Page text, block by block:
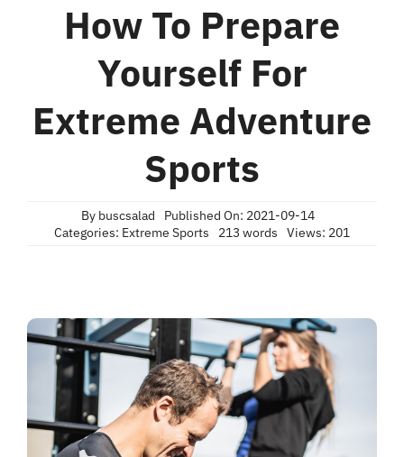
How To Prepare
Yourself For
Extreme Adventure
Sports
By buscsalad
Published On: 2021-09-14
Categories: Extreme Sports 213 words Views: 201